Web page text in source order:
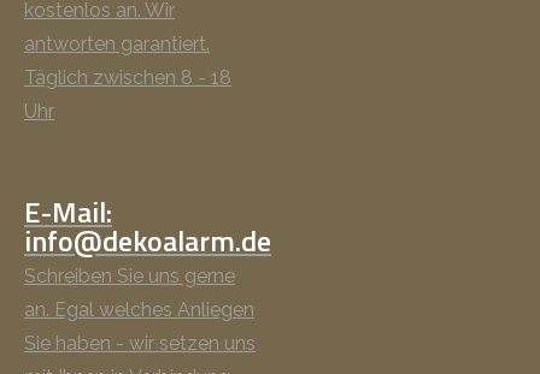
kostenlos an. Wir
antworten garantiert.
Täglich zwischen 8 - 18
Uhr
E-Mail:
info@dekoalarm.de
Schreiben Sie uns gerne
an. Egal welches Anliegen
Sie haben - wir setzen uns